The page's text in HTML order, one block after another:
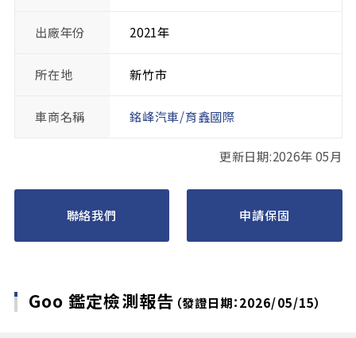
出廠年份 2021年
所在地 新竹市
車商名稱 銘峰汽車/育鑫國際
更新日期:2026年 05月
聯絡我們 申請保固
Goo 鑑定檢測報告 （發證日期：2026/05/15）